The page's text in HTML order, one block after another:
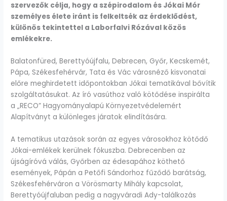
szervezők célja, hogy a szépirodalom és Jókai Mór
személyes élete iránt is felkeltsék az érdeklődést,
különös tekintettel a Laborfalvi Rózával közös
emlékekre.
Balatonfüred, Berettyóújfalu, Debrecen, Győr, Kecskemét,
Pápa, Székesfehérvár, Tata és Vác városnéző kisvonatai
előre meghirdetett időpontokban Jókai tematikával bővítik
szolgáltatásukat. Az író vasúthoz való kötődése inspirálta
a „RECO” Hagyományalapú Környezetvédelemért
Alapítványt a különleges járatok elindítására.
A tematikus utazások során az egyes városokhoz kötődő
Jókai-emlékek kerülnek fókuszba. Debrecenben az
újságíróvá válás, Győrben az édesapához köthető
események, Pápán a Petőfi Sándorhoz fűződő barátság,
Székesfehérváron a Vörösmarty Mihály kapcsolat,
Berettyóújfaluban pedig a nagyváradi Ady-találkozás